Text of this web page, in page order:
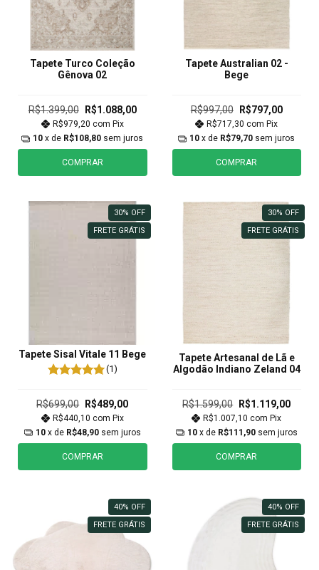
Tapete Turco Coleção
Gênova 02
R$1.399,00 R$1.088,00
R$979,20 com Pix
10 x de R$108,80 sem juros
COMPRAR
Tapete Australian 02 -
Bege
R$997,00 R$797,00
R$717,30com Pix
10 x de R$79,70 sem juros
COMPRAR
30% OFF
FRETE GRÁTIS
Tapete Sisal Vitale 11 Bege
(1)
R$699,00 R$489,00
R$440,10 com Pix
10 x de R$48,90 sem juros
COMPRAR
30% OFF
FRETE GRÁTIS
Tapete Artesanal de Lã e
Algodão Indiano Zeland 04
R$1.599,00 R$1.119,00
R$1.007,10com Pix
10 x de R$111,90 sem juros
COMPRAR
40% OFF
FRETE GRÁTIS
40% OFF
FRETE GRÁTIS